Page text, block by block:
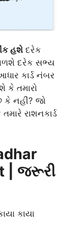
હશે દરેક
દરેક સભ્ય
કાર્ડ નંબર
તમારો
કે નહીં? જો
રાશનકાર્ડ
| જરૂરી
કાયા